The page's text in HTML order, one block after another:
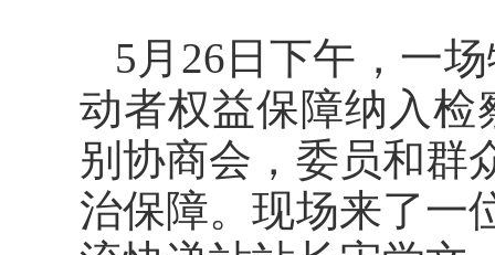
5月26日下午，一
动者权益保障纳入检
别协商会，委员和群
治保障。现场来了一